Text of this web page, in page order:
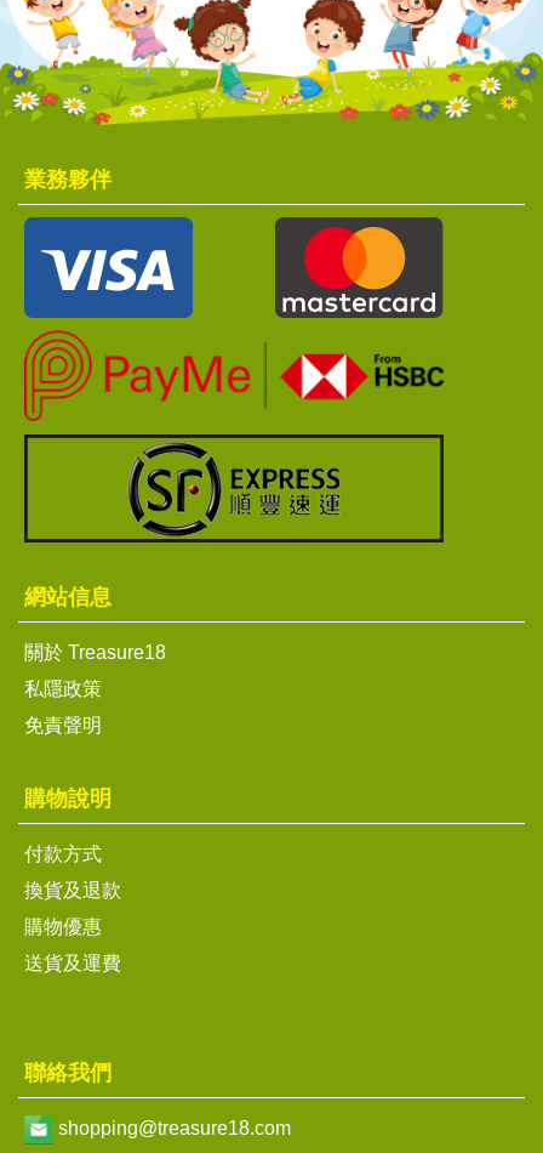
業務夥伴
網站信息
關於 Treasure18
私隱政策
免責聲明
購物說明
付款方式
換貨及退款
購物優惠
送貨及運費
聯絡我們
shopping@treasure18.com